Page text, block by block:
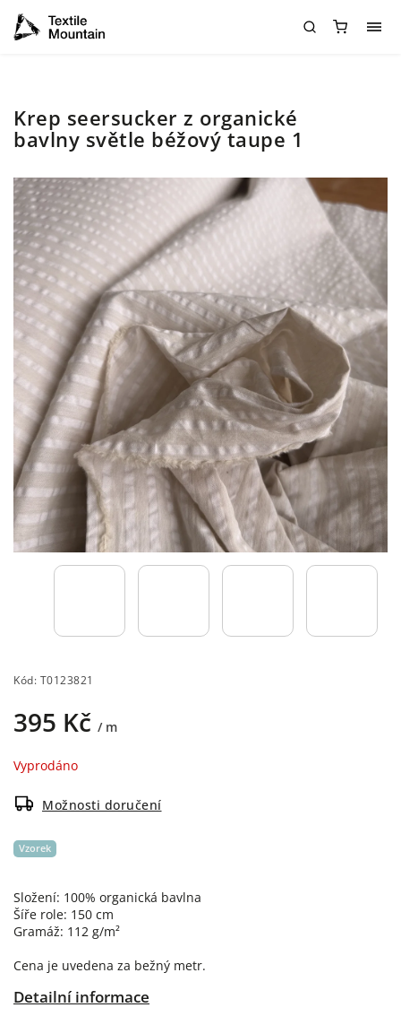
Krep seersucker z organické
bavlny světle béžový taupe 1
Kód: T0123821
395 Kč / m
Vyprodáno
Možnosti doručení
Složení: 100% organická bavlna
Šíře role: 150 cm
Gramáž: 112 g/m²
Cena je uvedena za bežný metr.
Detailní informace
Vzorek